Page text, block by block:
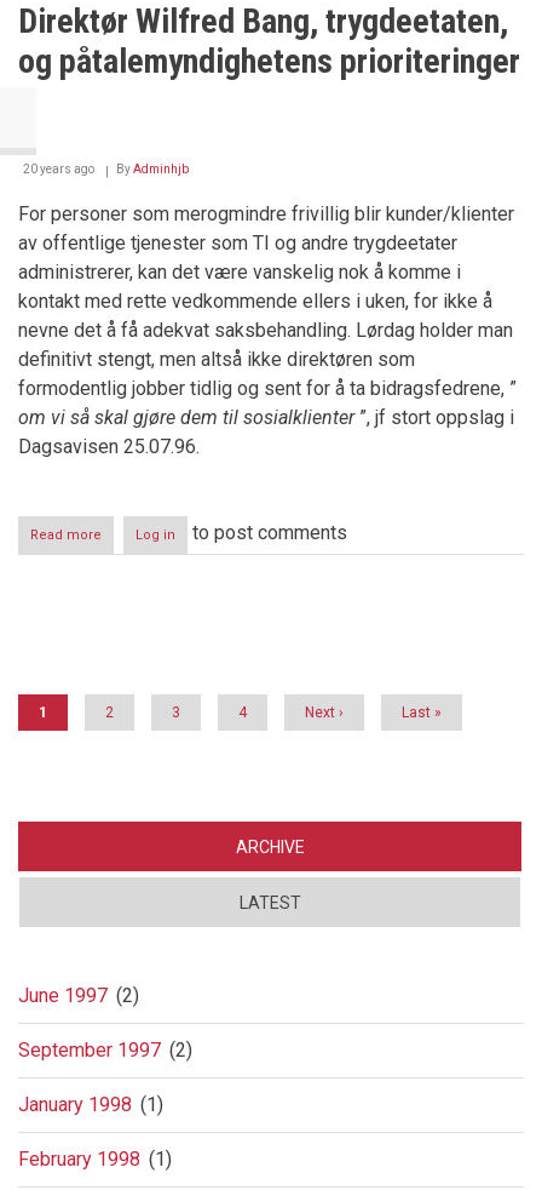
stilling
sorenskriver
som
i
domstol
Direktør Wilfred Bang, trygdeetaten,
og påtalemyndighetens prioriteringer
20 years ago ByAdminhjb
For personer som merogmindre frivillig blir kunder/klienter
av offentlige tjenester som TI og andre trygdeetater
administrerer, kan det være vanskelig nok å komme i
kontakt med rette vedkommende ellers i uken, for ikke å
nevne det å få adekvat saksbehandling. Lørdag holder man
definitivt stengt, men altså ikke direktøren som
formodentlig jobber tidlig og sent for å ta bidragsfedrene, ”
om vi så skal gjøre dem til sosialklienter ”, jf stort oppslag i
Dagsavisen 25.07.96.
Read more about
Direktør
Log in to post comments
Current
page
1 Page
2 Page
3 Page
4
Next
page
Next ›
Last
page
Last »
ARCHIVE
LATEST
June 1997 (2)
September 1997 (2)
January 1998 (1)
February 1998 (1)